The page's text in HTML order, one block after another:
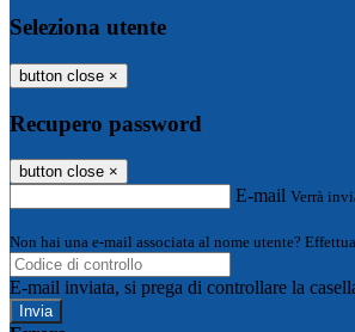
Seleziona utente
button close ×
Recupero password
button close ×
E-mail Verrà
Non hai una e-mail associata al nome utente?
E-mail inviata, si prega di controllare la